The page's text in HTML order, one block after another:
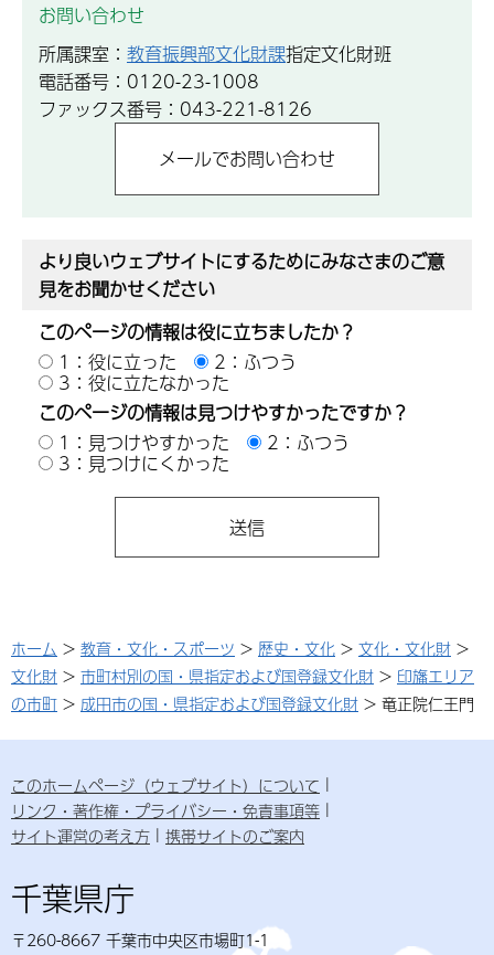
お問い合わせ
所属課室： 教育振興部文化財課指定文化財班
電話番号：0120-23-1008
ファックス番号：043-221-8126
より良いウェブサイトにするためにみなさまのご意
見をお聞かせください
このページの情報は役に立ちましたか？
1：役に立った
2：ふつう
3：役に立たなかった
このページの情報は見つけやすかったですか？
1：見つけやすかった
2：ふつう
3：見つけにくかった
ホーム > 教育・文化・スポーツ > 歴史・文化 > 文化・文化財 >
文化財 > 市町村別の国・県指定および国登録文化財 > 印旛エリア
の市町 > 成田市の国・県指定および国登録文化財 > 竜正院仁王門
このホームページ（ウェブサイト）について
リンク・著作権・プライバシー・免責事項等
サイト運営の考え方
携帯サイトのご案内
千葉県庁
〒260-8667 千葉市中央区市場町1-1